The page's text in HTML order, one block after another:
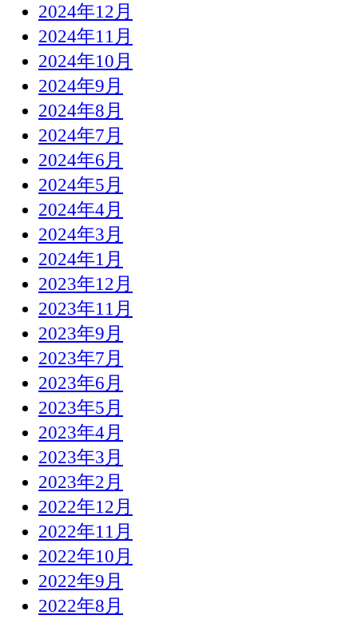
2024年12月
2024年11月
2024年10月
2024年9月
2024年8月
2024年7月
2024年6月
2024年5月
2024年4月
2024年3月
2024年1月
2023年12月
2023年11月
2023年9月
2023年7月
2023年6月
2023年5月
2023年4月
2023年3月
2023年2月
2022年12月
2022年11月
2022年10月
2022年9月
2022年8月